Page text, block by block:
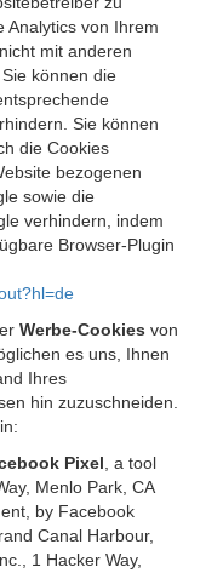
Analytics von Ihrem
mit anderen
können die
Sie können
die Cookies
bezogenen
sowie die
verhindern, indem
Browser-Plugin
Werbe-Cookies von
es uns, Ihnen
Ihres
hin zuzuschneiden.
Pixel , a tool
Menlo Park, CA
by Facebook
Canal Harbour,
1 Hacker Way,